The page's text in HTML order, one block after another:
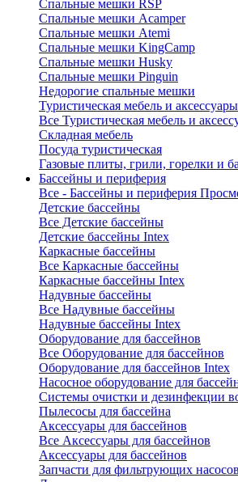
Спальные мешки RSP
Спальные мешки Acamper
Спальные мешки Atemi
Спальные мешки KingCamp
Спальные мешки Husky
Спальные мешки Pinguin
Недорогие спальные мешки
Туристическая мебель и аксессуары
Все Туристическая мебель и
Складная мебель
Посуда туристическая
Газовые плиты, грили, горелки и
Бассейны и периферия
Все - Бассейны и периферия
Детские бассейны
Все Детские бассейны
Детские бассейны Intex
Каркасные бассейны
Все Каркасные бассейны
Каркасные бассейны Intex
Надувные бассейны
Все Надувные бассейны
Надувные бассейны Intex
Оборудование для бассейнов
Все Оборудование для бассейнов
Оборудование для бассейнов Intex
Насосное оборудование для
Системы очистки и дезинфекции
Пылесосы для бассейна
Аксессуары для бассейнов
Все Аксессуары для бассейнов
Аксессуары для бассейнов
Запчасти для фильтрующих